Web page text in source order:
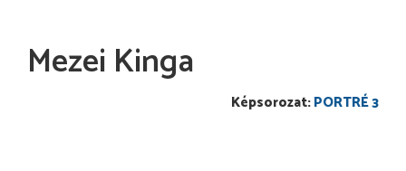
Mezei Kinga
PORTRÉ 3